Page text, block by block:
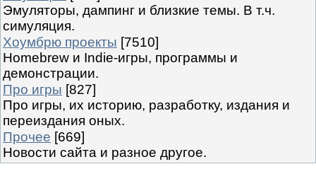
Эмуляторы, дампинг и близкие темы. В т.ч.
симуляция.
Хоумбрю проекты [7510]
Homebrew и Indie-игры, программы и
демонстрации.
Про игры [827]
Про игры, их историю, разработку, издания и
переиздания оных.
Прочее [669]
Новости сайта и разное другое.